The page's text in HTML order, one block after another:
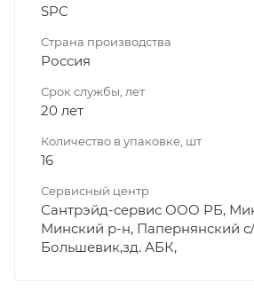
SPC
Страна производства
Россия
Срок службы, лет
20 лет
Количество в упаковке, шт
16
Сервисный центр
Сантрэйд-сервис ООО РБ,
Минский р-н, Папернянский с/
Большевик,зд. АБК,